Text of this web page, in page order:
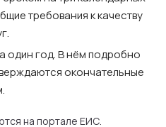
требования к качеству
один год. В нём подробно
окончательные
на портале ЕИС.